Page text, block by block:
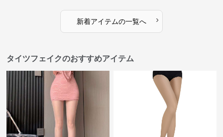
新着アイテムの一覧へ ›
タイツフェイクのおすすめアイテム